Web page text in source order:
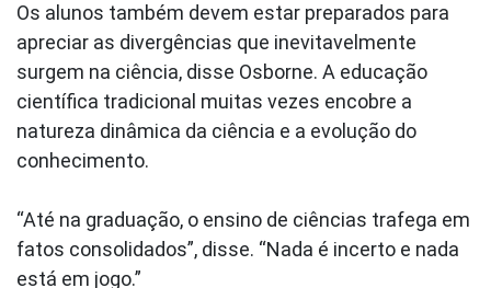
Os alunos também devem estar preparados para
apreciar as divergências que inevitavelmente
surgem na ciência, disse Osborne. A educação
científica tradicional muitas vezes encobre a
natureza dinâmica da ciência e a evolução do
conhecimento.
“Até na graduação, o ensino de ciências trafega em
fatos consolidados”, disse. “Nada é incerto e nada
está em jogo.”